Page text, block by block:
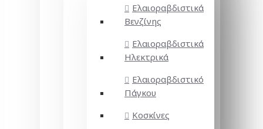
Ελαιοραβδιστικά
Βενζίνης
Ελαιοραβδιστικά
Ηλεκτρικά
Ελαιοραβδιστικό
Πάγκου
Κοσκίνες